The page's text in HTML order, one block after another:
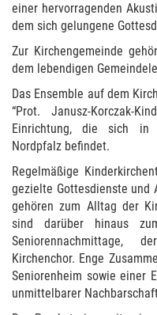
einer hervorragenden
dem sich gelungene
Zur Kirchengemeinde
dem lebendigen
Das Ensemble auf dem
“Prot. Janusz-Korczak-
Einrichtung, die sich in
Nordpfalz befindet.
Regelmäßige
gezielte Gottesdienste und
gehören zum Alltag der
sind darüber hinaus
Seniorennachmittage,
Kirchenchor. Enge
Seniorenheim sowie einer
unmittelbarer